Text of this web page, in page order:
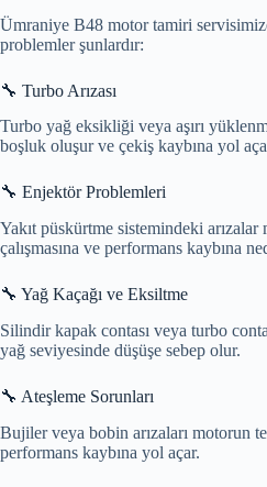
Ümraniye B48 motor tamiri
problemler şunlardır:
🔧 Turbo Arızası
Turbo yağ eksikliği veya aşırı
boşluk oluşur ve çekiş kaybına yol
🔧 Enjektör Problemleri
Yakıt püskürtme sistemindeki
çalışmasına ve performans kaybına
🔧 Yağ Kaçağı ve Eksiltme
Silindir kapak contası veya turbo
yağ seviyesinde düşüşe sebep olur.
🔧 Ateşleme Sorunları
Bujiler veya bobin arızaları motorun
performans kaybına yol açar.